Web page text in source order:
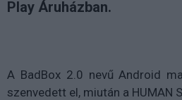
Play Áruházban.
A BadBox 2.0 nevű Android
szenvedett el, miután a HUMAN